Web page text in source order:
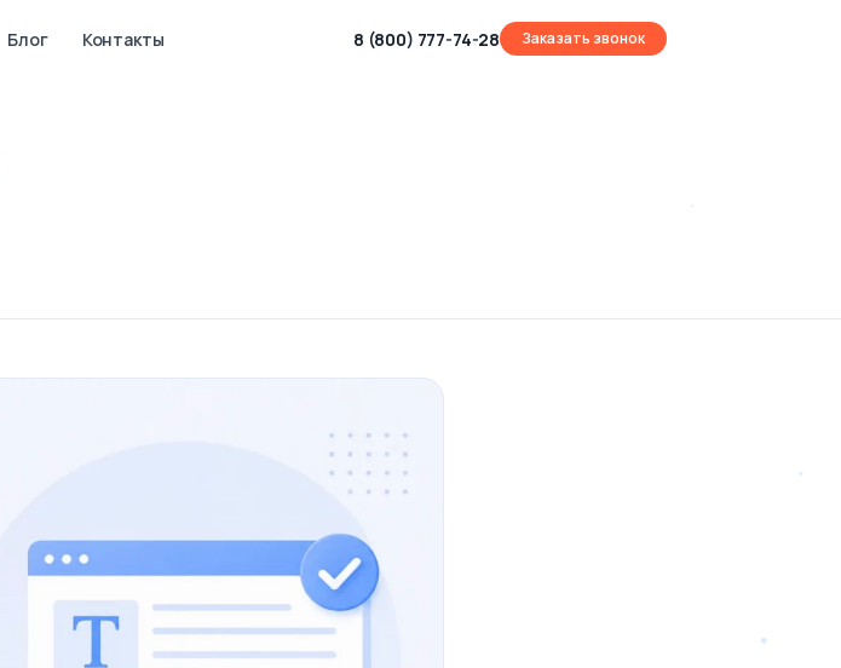
Блог Контакты 8 (800) 777-74-28 Заказать звонок